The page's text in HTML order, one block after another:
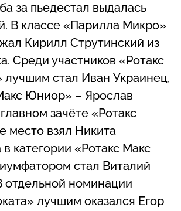
за пьедестал выдалась
В классе «Парилла Микро»
Кирилл Струтинский из
Среди участников «Ротакс
стал Иван Украинец,
Юниор» – Ярослав
зачёте «Ротакс
место взял Никита
категории «Ротакс Макс
стал Виталий
отдельной номинации
лучшим оказался Егор